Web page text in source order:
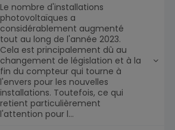
Le nombre d'installations
photovoltaïques a
considérablement augmenté
tout au long de l'année 2023.
Cela est principalement dû au
changement de législation et à la
fin du compteur qui tourne à
l'envers pour les nouvelles
installations. Toutefois, ce qui
retient particulièrement
l'attention pour l...